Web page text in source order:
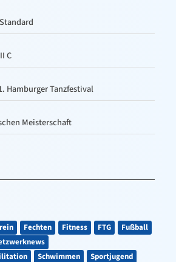
C
Hamburger Tanzfestival
Meisterschaft
Fechten Fitness FTG
Fußball
Schwimmen Sportjugend